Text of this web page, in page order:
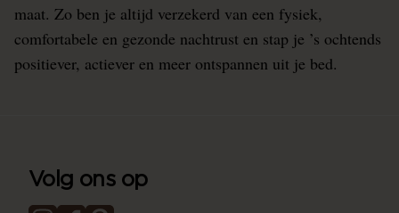
maat. Zo ben je altijd verzekerd van een fysiek,
comfortabele en gezonde nachtrust en stap je ’s ochtends
positiever, actiever en meer ontspannen uit je bed.
Volg ons op